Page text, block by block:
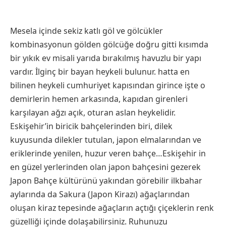
Mesela içinde sekiz katlı göl ve gölcükler
kombinasyonun gölden gölcüğe doğru gitti kısımda
bir yıkık ev misali yarıda bırakılmış havuzlu bir yapı
vardır. İlginç bir bayan heykeli bulunur. hatta en
bilinen heykeli cumhuriyet kapısından girince işte o
demirlerin hemen arkasında, kapıdan girenleri
karşılayan ağzı açık, oturan aslan heykelidir.
Eskişehir’in biricik bahçelerinden biri, dilek
kuyusunda dilekler tutulan, japon elmalarından ve
eriklerinde yenilen, huzur veren bahçe…Eskişehir in
en güzel yerlerinden olan japon bahçesini gezerek
Japon Bahçe kültürünü yakından görebilir ilkbahar
aylarında da Sakura (Japon Kirazı) ağaçlarından
oluşan kiraz tepesinde ağaçların açtığı çiçeklerin renk
güzelliği içinde dolaşabilirsiniz. Ruhunuzu